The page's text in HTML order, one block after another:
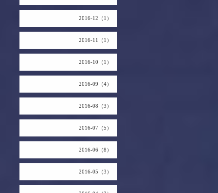
2016-12（1）
2016-11（1）
2016-10（1）
2016-09（4）
2016-08（3）
2016-07（5）
2016-06（8）
2016-05（3）